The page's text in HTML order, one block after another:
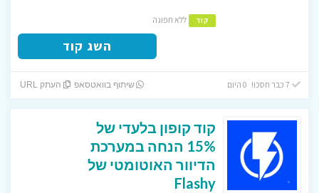
קוד ללא תפוגה
השג קוד
שיתוף בוואטסאפ העתק URL
קוד קופון בלעדי של
15% הנחה במערכת
הדיוור האוטומטי של
Flashy